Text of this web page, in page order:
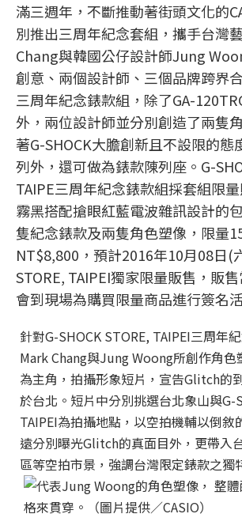
滿三週年，不斷推動著街頭文化的
別推出三周年紀念套組，攜手台灣
Chang與韓國公仔設計師Jung
創意、兩個設計師、三個品牌跨界
三周年紀念錶款組，除了GA-
外，兩位設計師並分別創造了兩隻
著G-SHOCK大膽創新且不設限的態
列外，還可做為錶款陳列座。G-
TAIPE三周年紀念錶款組採套組限
霧黑搭配搶眼紅藍電波雜訊設計的
隻紀念錶款及兩隻角色塑像，限量
NT$8,800，預計2016年10月08日(
STORE, TAIPEI獨家限量販售，販
會到現場為購買限量商品進行簽名
針對G-SHOCK STORE, TAIPEI三周年
Mark Chang與Jung Woong所創作角色
為主角，拍攝形象短片，宣告Glitch的
於台北。短片中分別挑選台北象山與G-
TAIPEI為拍攝地點，以空拍機輔以倒敘
遠分別曝光Glitch的真面目外，更帶入
區等空拍市景，強調台灣限定錶款之獨